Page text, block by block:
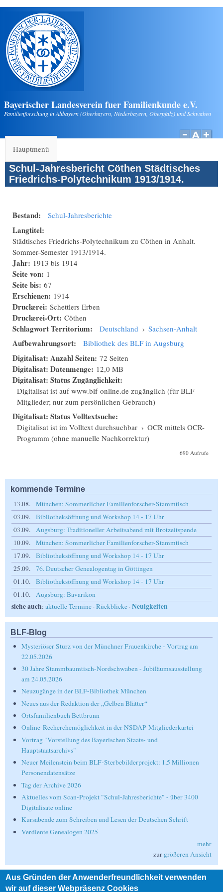
Direkt zum Inhalt
Bayerischer Landesverein fuer Familienkunde e.V.
Familienforschung in Altbayern (Oberbayern, Niederbayern, Oberpfalz) und Schwaben
Hauptmenü
Schul-Jahresbericht Cöthen Städtisches
Friedrichs-Polytechnikum 1913/1914.
Bestand: Schul-Jahresberichte
Langtitel:
Städtisches Friedrichs-Polytechnikum zu Cöthen in Anhalt.
Sommer-Semester 1913/1914.
Jahr: 1913 bis 1914
Seite von: 1
Seite bis: 67
Erschienen: 1914
Druckerei: Schettlers Erben
Druckerei-Ort: Cöthen
Schlagwort Territorium: Deutschland › Sachsen-Anhalt
Aufbewahrungsort: Bibliothek des BLF in Augsburg
Digitalisat: Anzahl Seiten: 72 Seiten
Digitalisat: Datenmenge: 12,0 MB
Digitalisat: Status Zugänglichkeit:
Digitalisat ist auf www.blf-online.de zugänglich (für BLF-
Mitglieder; nur zum persönlichen Gebrauch)
Digitalisat: Status Volltextsuche:
Digitalisat ist im Volltext durchsuchbar › OCR mittels OCR-
Programm (ohne manuelle Nachkorrektur)
690 Aufrufe
kommende Termine
13.08.
München: Sommerlicher Familienforscher-Stammtisch
03.09.
Bibliotheksöffnung und Workshop 14 - 17 Uhr
03.09.
Augsburg: Traditioneller Arbeitsabend mit Brotzeitspende
10.09.
München: Sommerlicher Familienforscher-Stammtisch
17.09.
Bibliotheksöffnung und Workshop 14 - 17 Uhr
25.09.
76. Deutscher Genealogentag in Göttingen
01.10.
Bibliotheksöffnung und Workshop 14 - 17 Uhr
01.10.
Augsburg: Bavarikon
siehe auch: aktuelle Termine ·Rückblicke ·Neuigkeiten
BLF-Blog
Mysteriöser Sturz von der Münchner Frauenkirche - Vortrag am
22.05.2026
30 Jahre Stammbaumtisch-Nordschwaben - Jubiläumsausstellung
am 24.05.2026
Neuzugänge in der BLF-Bibliothek München
Neues aus der Redaktion der „Gelben Blätter“
Ortsfamilienbuch Bettbrunn
Online-Recherchemöglichkeit in der NSDAP-Mitgliederkartei
Vortrag "Vorstellung des Bayerischen Staats- und
Hauptstaatsarchivs"
Neuer Meilenstein beim BLF-Sterbebilderprojekt: 1,5 Millionen
Personendatensätze
Tag der Archive 2026
Aktuelles vom Scan-Projekt "Schul-Jahresberichte" - über 3400
Digitalisate online
Kursabende zum Schreiben und Lesen der Deutschen Schrift
Verdiente Genealogen 2025
mehr
zur größeren Ansicht
Suche
Aus Gründen der Anwenderfreundlichkeit verwenden
wir auf dieser Webpräsenz Cookies